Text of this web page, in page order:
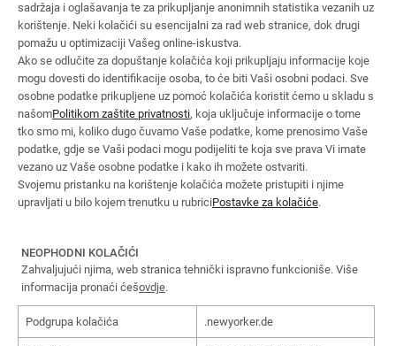
sadržaja i oglašavanja te za prikupljanje anonimnih statistika vezanih uz
korištenje. Neki kolačići su esencijalni za rad web stranice, dok drugi
pomažu u optimizaciji Vašeg online-iskustva.
Ako se odlučite za dopuštanje kolačića koji prikupljaju informacije koje
mogu dovesti do identifikacije osoba, to će biti Vaši osobni podaci. Sve
osobne podatke prikupljene uz pomoć kolačića koristit ćemo u skladu s
našomPolitikom zaštite privatnosti, koja uključuje informacije o tome
tko smo mi, koliko dugo čuvamo Vaše podatke, kome prenosimo Vaše
podatke, gdje se Vaši podaci mogu podijeliti te koja sve prava Vi imate
vezano uz Vaše osobne podatke i kako ih možete ostvariti.
Svojemu pristanku na korištenje kolačića možete pristupiti i njime
upravljati u bilo kojem trenutku u rubriciPostavke za kolačiće.
NEOPHODNI KOLAČIĆI
Zahvaljujući njima, web stranica tehnički ispravno funkcioniše. Više
informacija pronaći ćešovdje.
Podgrupa kolačića .newyorker.de